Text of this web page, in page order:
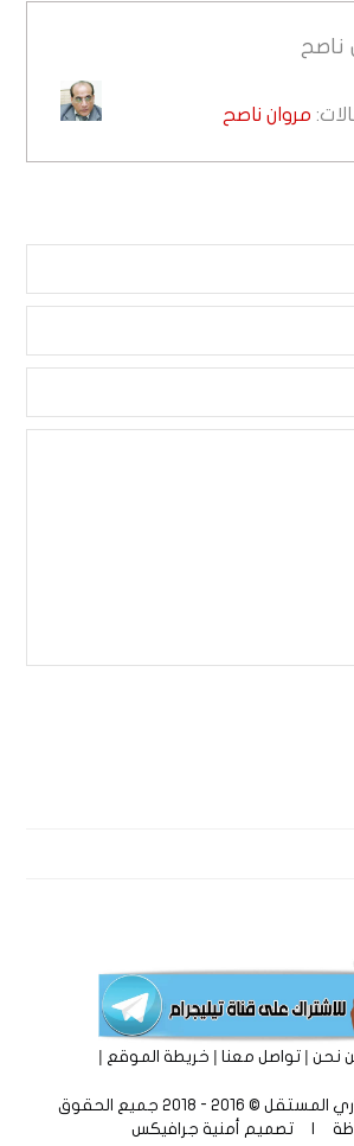
ناصح
مروان ناصح
نحن|تواصل معنا|خريطة الموقع |
موقع ( لا ) الأخباري المستقل © 2016 - 2018 جميع الحقوق
| تصميم أمنية جرافيكس